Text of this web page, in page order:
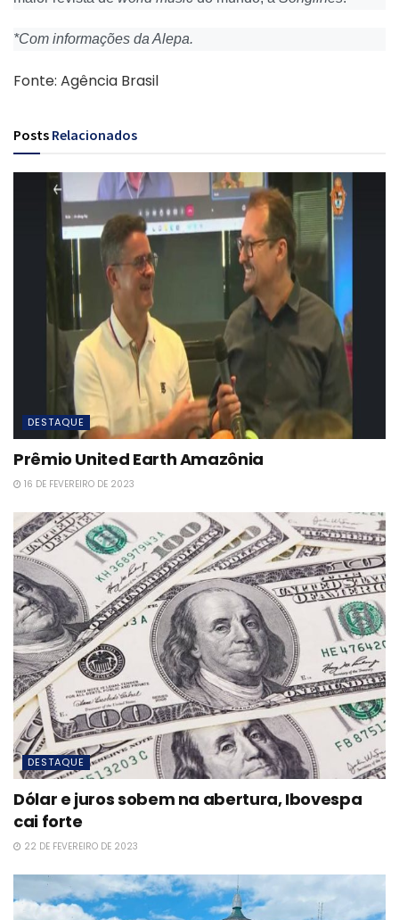
*Com informações da Alepa.
Fonte: Agência Brasil
Posts Relacionados
DESTAQUE
Prêmio United Earth Amazônia
16 DE FEVEREIRO DE 2023
DESTAQUE
Dólar e juros sobem na abertura, Ibovespa
cai forte
22 DE FEVEREIRO DE 2023